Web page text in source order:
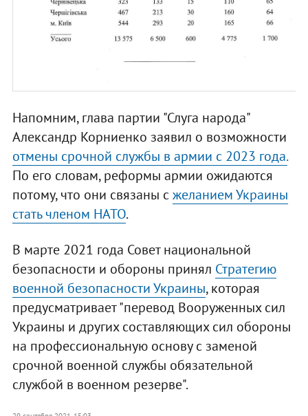
Напомним, глава партии "Слуга народа"
Александр Корниенко заявил о возможности
отмены срочной службы в армии с 2023 года.
По его словам, реформы армии ожидаются
потому, что они связаны сжеланием Украины
стать членом НАТО.
В марте 2021 года Совет национальной
безопасности и обороны принял Стратегию
военной безопасности Украины, которая
предусматривает "перевод Вооруженных сил
Украины и других составляющих сил обороны
на профессиональную основу с заменой
срочной военной службы обязательной
службой в военном резерве".